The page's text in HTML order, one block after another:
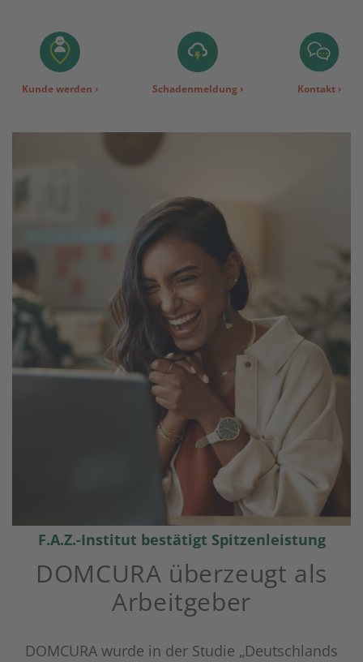
Kunde werden › Schadenmeldung › Kontakt ›
F.A.Z.-Institut bestätigt Spitzenleistung
DOMCURA überzeugt als
Arbeitgeber
DOMCURA wurde in der Studie „Deutschlands